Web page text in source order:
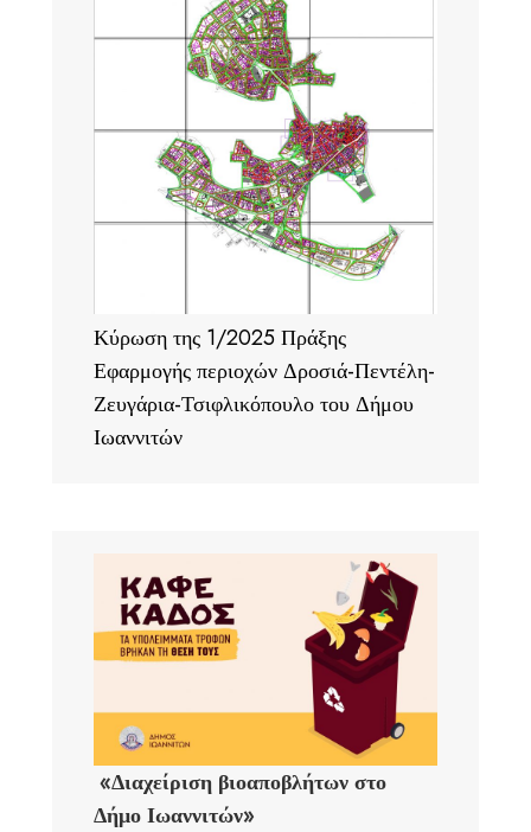
Κύρωση της 1/2025 Πράξης
Εφαρμογής περιοχών Δροσιά-Πεντέλη-
Ζευγάρια-Τσιφλικόπουλο του Δήμου
Ιωαννιτών
«Διαχείριση βιοαποβλήτων στο
Δήμο Ιωαννιτών»